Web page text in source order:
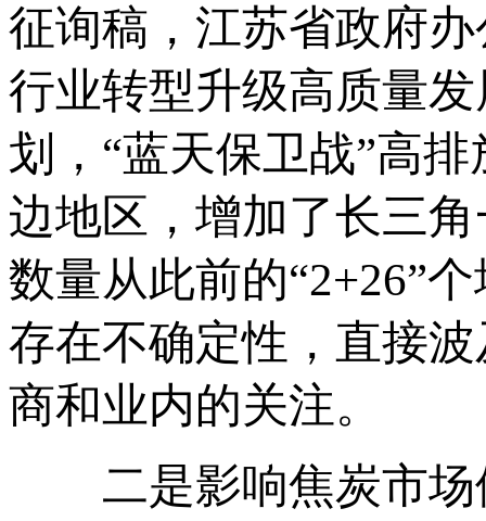
征询稿，江苏省政府
行业转型升级高质量
划，“蓝天保卫战”高
边地区，增加了长三
数量从此前的“2+26”
存在不确定性，直接
商和业内的关注。
二是影响焦炭市场